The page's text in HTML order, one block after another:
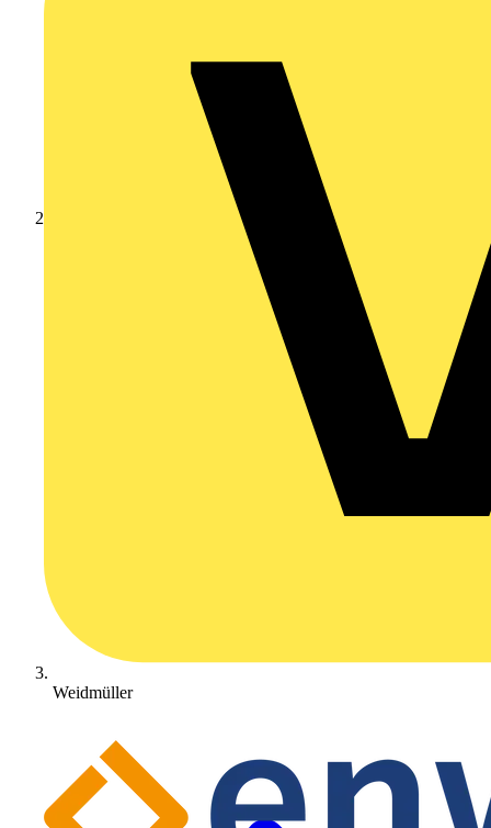
Weidmüller